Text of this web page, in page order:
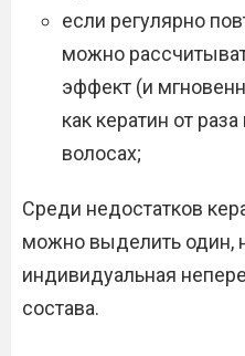
если регулярно
можно
эффект (и
как кератин от
волосах;
Среди недостатков
можно выделить один,
индивидуальная
состава.